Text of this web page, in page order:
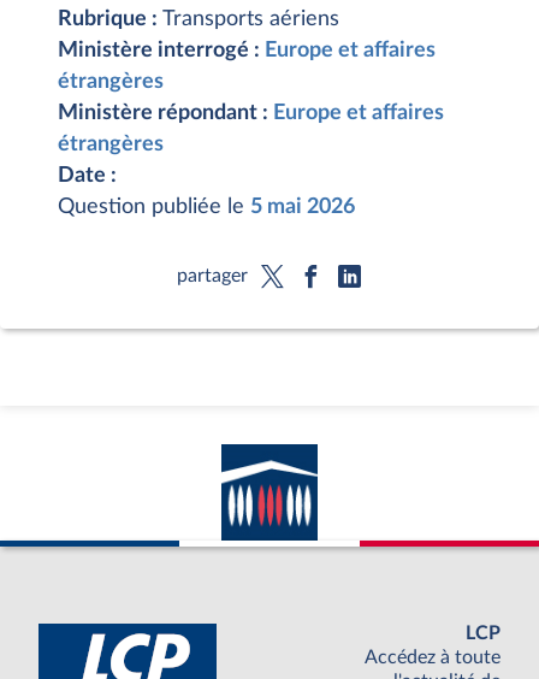
Rubrique : Transports aériens
Ministère interrogé : Europe et affaires
étrangères
Ministère répondant : Europe et affaires
étrangères
Date :
Question publiée le 5 mai 2026
partager
LCP
Accédez à toute